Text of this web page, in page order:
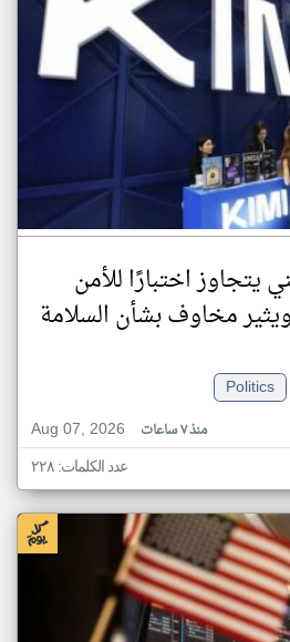
يتجاوز اختبارًا للأمن
مخاوف بشأن السلامة
Politics
Aug 07, 2026
منذ ٧ ساعات
عدد الكلمات: ٢٢٨